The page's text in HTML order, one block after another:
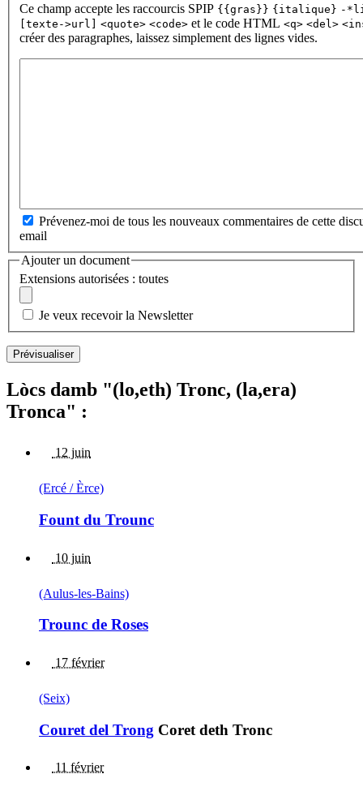
Ce champ accepte les raccourcis SPIP {{gras}} {italique} -
[texte->url] <quote> <code> et le code HTML <q> <del>
créer des paragraphes, laissez simplement des lignes vides.
Prévenez-moi de tous les nouveaux commentaires de cette
email
Ajouter un document
Extensions autorisées : toutes
Je veux recevoir la Newsletter
Lòcs damb "(lo,eth) Tronc, (la,era)
Tronca" :
12 juin
(Ercé / Èrce)
Fount du Trounc
10 juin
(Aulus-les-Bains)
Trounc de Roses
17 février
(Seix)
Couret del Trong Coret deth Tronc
11 février